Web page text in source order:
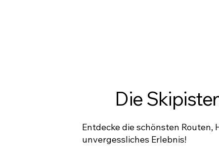
Die
Entdecke die schönsten
unvergessliches Erlebnis!